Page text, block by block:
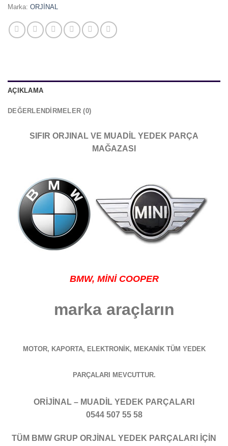
Marka: ORJİNAL
AÇIKLAMA
DEĞERLENDIRMELER (0)
SIFIR ORJINAL VE MUADİL YEDEK PARÇA
MAĞAZASI
BMW, MİNİ COOPER
marka araçların
MOTOR, KAPORTA, ELEKTRONİK, MEKANİK TÜM YEDEK
PARÇALARI MEVCUTTUR.
ORİJİNAL – MUADİL YEDEK PARÇALARI
0544 507 55 58
TÜM BMW GRUP ORJİNAL YEDEK PARÇALARI İÇİN